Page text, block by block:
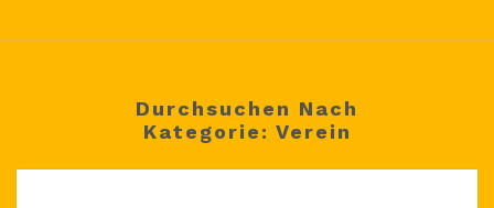
Durchsuchen Nach
Kategorie: Verein